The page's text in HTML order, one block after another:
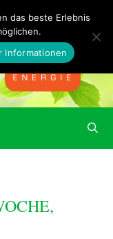
das beste Erlebnis
Informationen